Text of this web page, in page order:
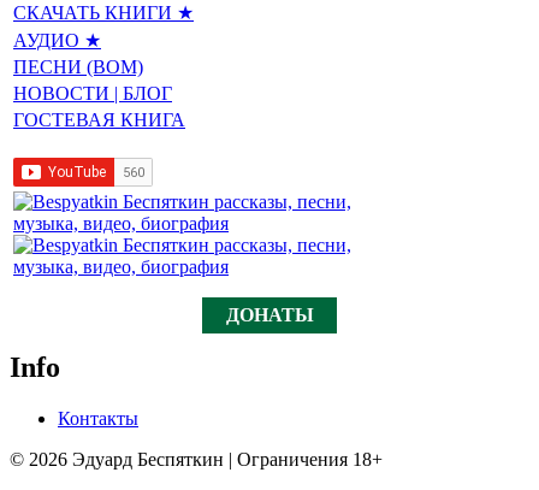
СКАЧАТЬ КНИГИ ★
АУДИО ★
ПЕСНИ (BOM)
НОВОСТИ | БЛОГ
ГОСТЕВАЯ КНИГА
ДОНАТЫ
Info
Контакты
© 2026 Эдуард Беспяткин | Ограничения 18+